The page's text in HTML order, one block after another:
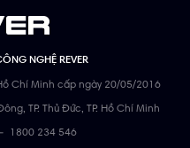
NGHỆ REVER
Chí Minh cấp ngày 20/05/2016
TP. Thủ Đức, TP. Hồ Chí Minh
- 1800 234 546